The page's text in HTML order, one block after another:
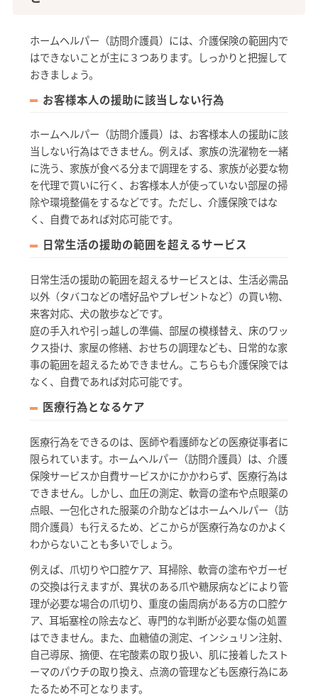
ホームヘルパー（訪問介護員）には、介護保険の範囲内で
はできないことが主に３つあります。しっかりと把握して
おきましょう。
お客様本人の援助に該当しない行為
ホームヘルパー（訪問介護員）は、お客様本人の援助に該
当しない行為はできません。例えば、家族の洗濯物を一緒
に洗う、家族が食べる分まで調理をする、家族が必要な物
を代理で買いに行く、お客様本人が使っていない部屋の掃
除や環境整備をするなどです。ただし、介護保険ではな
く、自費であれば対応可能です。
日常生活の援助の範囲を超えるサービス
日常生活の援助の範囲を超えるサービスとは、生活必需品
以外（タバコなどの嗜好品やプレゼントなど）の買い物、
来客対応、犬の散歩などです。
庭の手入れや引っ越しの準備、部屋の模様替え、床のワッ
クス掛け、家屋の修繕、おせちの調理なども、日常的な家
事の範囲を超えるためできません。こちらも介護保険では
なく、自費であれば対応可能です。
医療行為となるケア
医療行為をできるのは、医師や看護師などの医療従事者に
限られています。ホームヘルパー（訪問介護員）は、介護
保険サービスか自費サービスかにかかわらず、医療行為は
できません。しかし、血圧の測定、軟膏の塗布や点眼薬の
点眼、一包化された服薬の介助などはホームヘルパー（訪
問介護員）も行えるため、どこからが医療行為なのかよく
わからないことも多いでしょう。
例えば、爪切りや口腔ケア、耳掃除、軟膏の塗布やガーゼ
の交換は行えますが、異状のある爪や糖尿病などにより管
理が必要な場合の爪切り、重度の歯周病がある方の口腔ケ
ア、耳垢塞栓の除去など、専門的な判断が必要な傷の処置
はできません。また、血糖値の測定、インシュリン注射、
自己導尿、摘便、在宅酸素の取り扱い、肌に接着したスト
ーマのパウチの取り換え、点滴の管理なども医療行為にあ
たるため不可となります。